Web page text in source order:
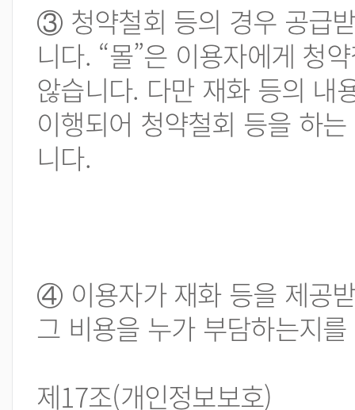
③ 청약철회 등의 경우 공급
니다. “몰”은 이용자에게 청
않습니다. 다만 재화 등의 내
이행되어 청약철회 등을 하
니다.
④ 이용자가 재화 등을 제공
그 비용을 누가 부담하는지
제17조(개인정보보호)